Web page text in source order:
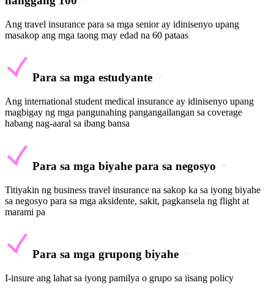
Ang travel insurance para sa mga senior ay idinisenyo upang
masakop ang mga taong may edad na 60 pataas
Para sa mga estudyante
Ang international student medical insurance ay idinisenyo upang
magbigay ng mga pangunahing pangangailangan sa coverage
habang nag-aaral sa ibang bansa
Para sa mga biyahe para sa negosyo
Titiyakin ng business travel insurance na sakop ka sa iyong biyahe
sa negosyo para sa mga aksidente, sakit, pagkansela ng flight at
marami pa
Para sa mga grupong biyahe
I-insure ang lahat sa iyong pamilya o grupo sa iisang policy